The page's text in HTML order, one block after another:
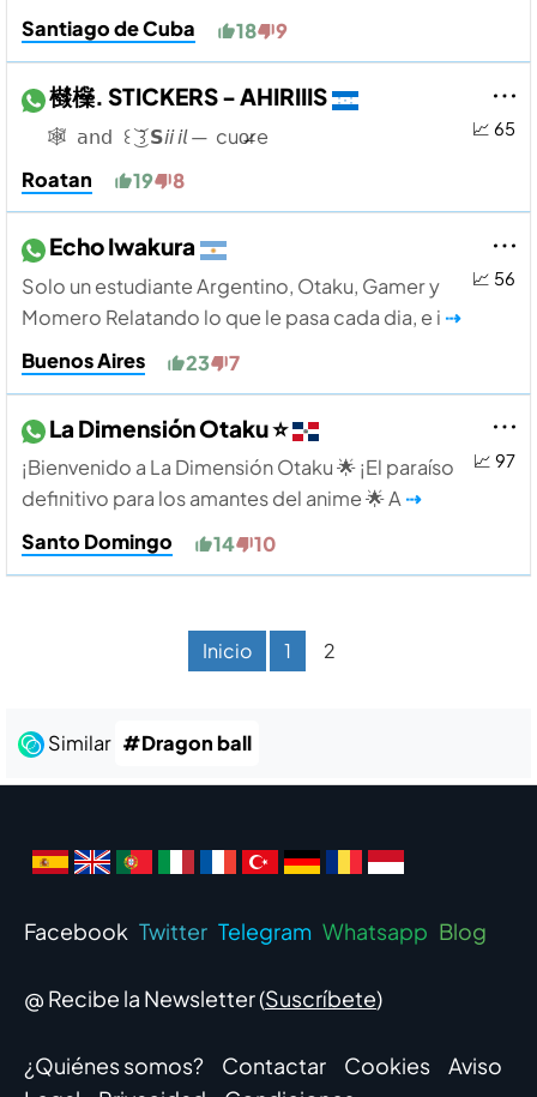
Santiago de Cuba
18 9
📈 65
㰊㰑. STICKERS - AHIRIIIS
‎ ‎ ‎ ‎ ‎ ‎‎‎ ‎ 🕸️֮ ㅤ ㅤ ‎𝖺𝗇𝖽 ‎ ‎ ꒰ ͜͝ ꒱ 𝗦𝘪𝘪 𝘪𝘭 — ‎ cuo̷̶re ‎ ‎
Roatan
19 8
📈 56
Echo Iwakura
Solo un estudiante Argentino, Otaku, Gamer y
Momero Relatando lo que le pasa cada dia, e i ⇢
Buenos Aires
23 7
📈 97
La Dimensión Otaku ⭐
¡Bienvenido a La Dimensión Otaku 🌟 ¡El paraíso
definitivo para los amantes del anime 🌟 A⇢
Santo Domingo
14 10
Inicio 1 2
Similar #Dragon ball
Facebook Twitter Telegram Whatsapp Blog
@ Recibe la Newsletter (Suscríbete)
¿Quiénes somos? Contactar Cookies
Aviso